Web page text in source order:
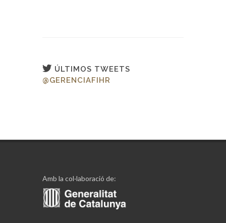
ÚLTIMOS TWEETS
@GERENCIAFIHR
Amb la col·laboració de: